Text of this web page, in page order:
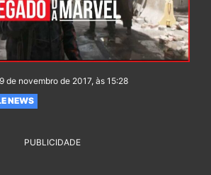
de novembro de 2017, às 15:28
NEWS
PUBLICIDADE